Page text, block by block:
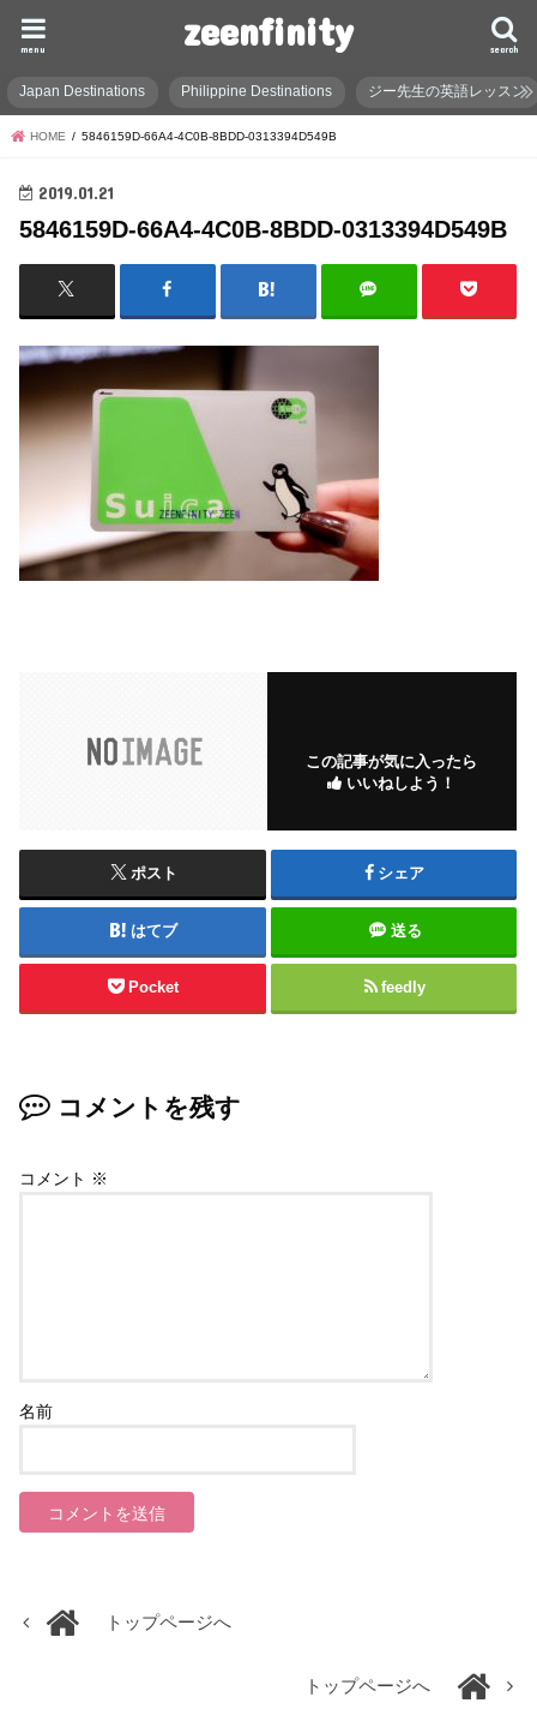
zeenfinity search
menu
Japan Destinations Philippine Destinations ジー先生の英語レッスン
HOME 5846159D-66A4-4C0B-8BDD-0313394D549B
2019.01.21
5846159D-66A4-4C0B-8BDD-0313394D549B
この記事が気に入ったら
いいねしよう！
ポスト シェア
はてブ 送る
Pocket feedly
コメントを残す
コメント ※
名前
トップページへ
トップページへ